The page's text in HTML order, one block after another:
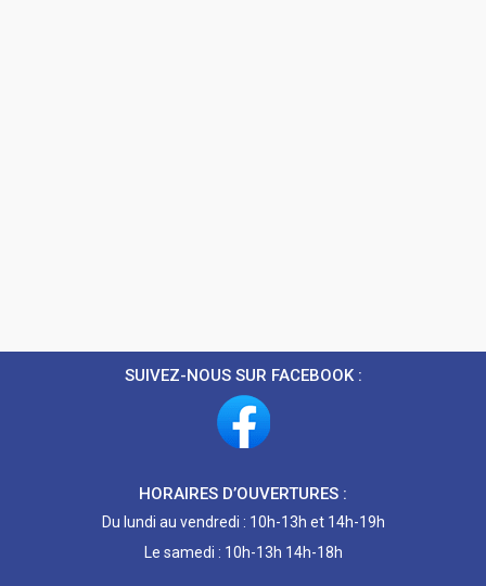
SUIVEZ-NOUS SUR FACEBOOK :
HORAIRES D’OUVERTURES :
Du lundi au vendredi : 10h-13h et 14h-19h
Le samedi : 10h-13h 14h-18h